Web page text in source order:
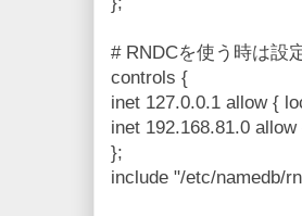
# RNDCを使う時は設
controls {
inet 127.0.0.1 allow {
inet 192.168.81.0 allow
};
include "/etc/namedb/